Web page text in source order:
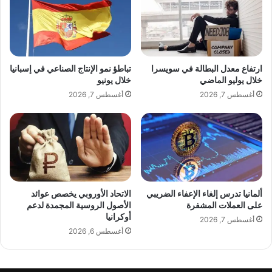
الكاتب: amal ammar
تنويه من موقع “yalebnan.org”:
تم جلب هذا المحتوى بشكل آلي من المصدر:
www.almada.org
بتاريخ:2025-12-15 20:58:00
.
الآراء والمعلومات الواردة في هذا المقال لا تعبر
والمسؤولية الكاملة تقع على عاتق المصدر
u
s
ل
ج
د
ي
س
ت
س
ا
خ
ن
و
ذ
ج
ا
ل
ح
ا
ل
ة
و
ارتفاع معدل البطالة في سويسرا
خلال يوليو الماضي
أغسطس 7, 2026
تباطؤ نمو الإنتاج الصناعي في إسبانيا
خلال يونيو
أغسطس 7, 2026
ألمانيا تدرس إلغاء الإعفاء الضريبي
على العملات المشفرة
أغسطس 7, 2026
الاتحاد الأوروبي يخصص عوائد
الأصول الروسية المجمدة لدعم
أوكرانيا
أغسطس 6, 2026